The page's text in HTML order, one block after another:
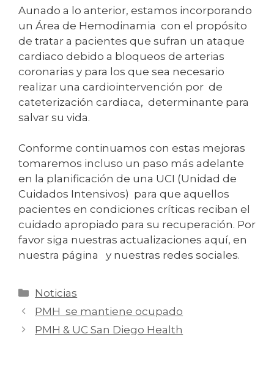
Aunado a lo anterior, estamos incorporando
un Área de Hemodinamia con el propósito
de tratar a pacientes que sufran un ataque
cardiaco debido a bloqueos de arterias
coronarias y para los que sea necesario
realizar una cardiointervención por de
cateterización cardiaca, determinante para
salvar su vida.
Conforme continuamos con estas mejoras
tomaremos incluso un paso más adelante
en la planificación de una UCI (Unidad de
Cuidados Intensivos) para que aquellos
pacientes en condiciones críticas reciban el
cuidado apropiado para su recuperación. Por
favor siga nuestras actualizaciones aquí, en
nuestra página y nuestras redes sociales.
Noticias
PMH se mantiene ocupado
PMH & UC San Diego Health